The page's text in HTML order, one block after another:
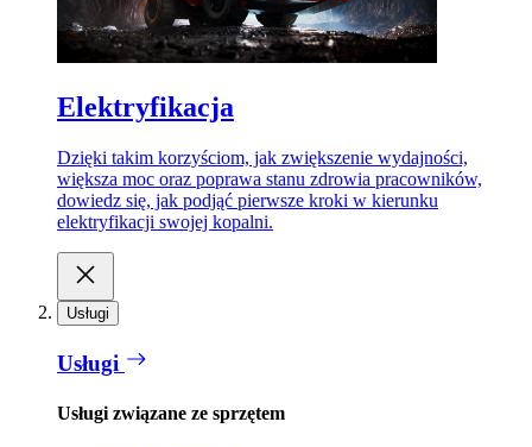
Elektryfikacja
Dzięki takim korzyściom, jak zwiększenie wydajności,
większa moc oraz poprawa stanu zdrowia pracowników,
dowiedz się, jak podjąć pierwsze kroki w kierunku
elektryfikacji swojej kopalni.
Usługi
Usługi
Usługi związane ze sprzętem